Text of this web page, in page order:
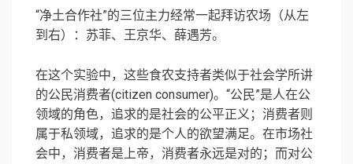
“净土合作社”的三位主力经常一起拜访农场（从左
到右）：苏菲、王京华、薛遇芳。
在这个实验中，这些食农支持者类似于社会学所讲
的公民消费者(citizen consumer)。“公民”是人在公
领域的角色，追求的是社会的公平正义；消费者则
属于私领域，追求的是个人的欲望满足。在市场社
会中，消费者是上帝，消费者永远是对的；而对公